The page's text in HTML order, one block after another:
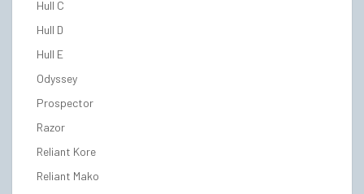
Hull C
Hull D
Hull E
Odyssey
Prospector
Razor
Reliant Kore
Reliant Mako